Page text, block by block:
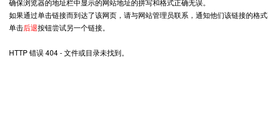
确保浏览器的地址栏中显示的网站地址的拼写和格式正确无误。
如果通过单击链接而到达了该网页，请与网站管理员联系，通知他们该链接的格
单击后退按钮尝试另一个链接。
HTTP 错误 404 - 文件或目录未找到。